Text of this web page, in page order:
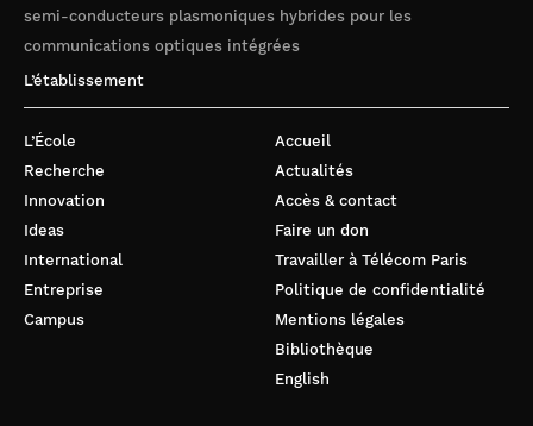
semi-conducteurs plasmoniques hybrides pour les
communications optiques intégrées
L’établissement
L’École
Recherche
Innovation
Ideas
International
Entreprise
Campus
Accueil
Actualités
Accès & contact
Faire un don
Travailler à Télécom Paris
Politique de confidentialité
Mentions légales
Bibliothèque
English